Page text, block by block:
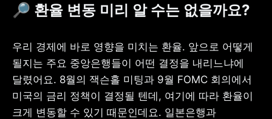
🔎 환율 변동 미리 알 수는 없을까요?
우리 경제에 바로 영향을 미치는 환율. 앞으로 어떻게
될지는 주요 중앙은행들이 어떤 결정을 내리느냐에
달렸어요. 8월의 잭슨홀 미팅과 9월 FOMC 회의에서
미국의 금리 정책이 결정될 텐데, 여기에 따라 환율이
크게 변동할 수 있기 때문인데요. 일본은행과